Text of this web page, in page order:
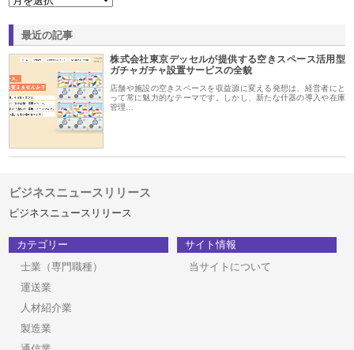
最近の記事
株式会社東京デッセルが提供する空きスペース活用型
ガチャガチャ設置サービスの全貌
店舗や施設の空きスペースを収益源に変える発想は、経営者にと
って常に魅力的なテーマです。しかし、新たな什器の導入や在庫
管理…
ビジネスニュースリリース
ビジネスニュースリリース
カテゴリー
士業（専門職種）
運送業
人材紹介業
製造業
サイト情報
当サイトについて